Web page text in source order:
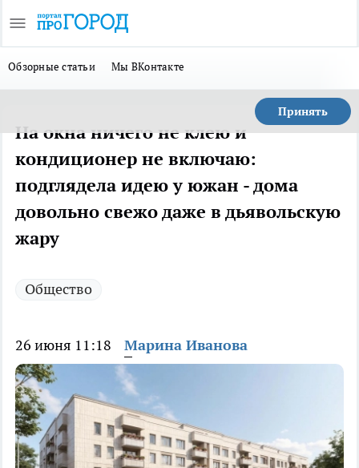
Обзорные статьи Мы ВКонтакте
Принять
На окна ничего не клею и
кондиционер не включаю:
подглядела идею у южан - дома
довольно свежо даже в дьявольскую
жару
Общество
26 июня 11:18 Марина Иванова